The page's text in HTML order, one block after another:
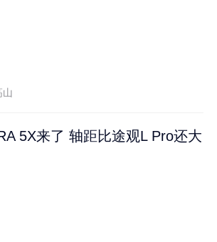
山
5X来了 轴距比途观L Pro还大